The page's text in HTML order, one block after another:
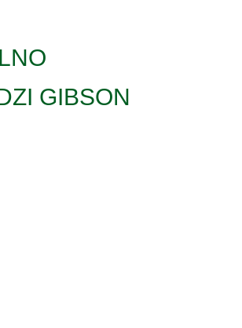
GIBSON